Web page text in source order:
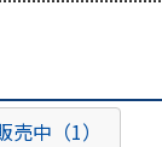
売中（1）